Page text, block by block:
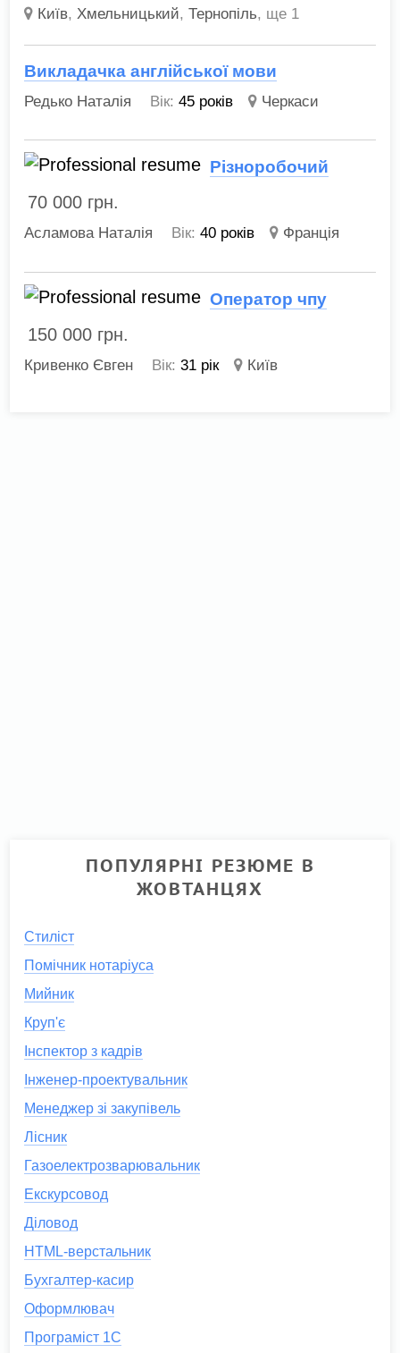
Київ, Хмельницький,Тернопіль, ще 1
Викладачка англійської мови
Редько Наталія Вік: 45 років Черкаси
Різноробочий
70 000 грн.
Асламова Наталія Вік: 40 років Франція
Оператор чпу
150 000 грн.
Кривенко Євген Вік: 31 рік Київ
ПОПУЛЯРНІ РЕЗЮМЕ В
ЖОВТАНЦЯХ
Стиліст
Помічник нотаріуса
Мийник
Круп'є
Інспектор з кадрів
Інженер-проектувальник
Менеджер зі закупівель
Лісник
Газоелектрозварювальник
Екскурсовод
Діловод
HTML-верстальник
Бухгалтер-касир
Оформлювач
Програміст 1С